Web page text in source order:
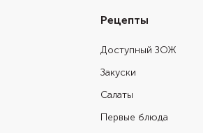
Рецепты
Доступный ЗОЖ
Закуски
Салаты
Первые блюда